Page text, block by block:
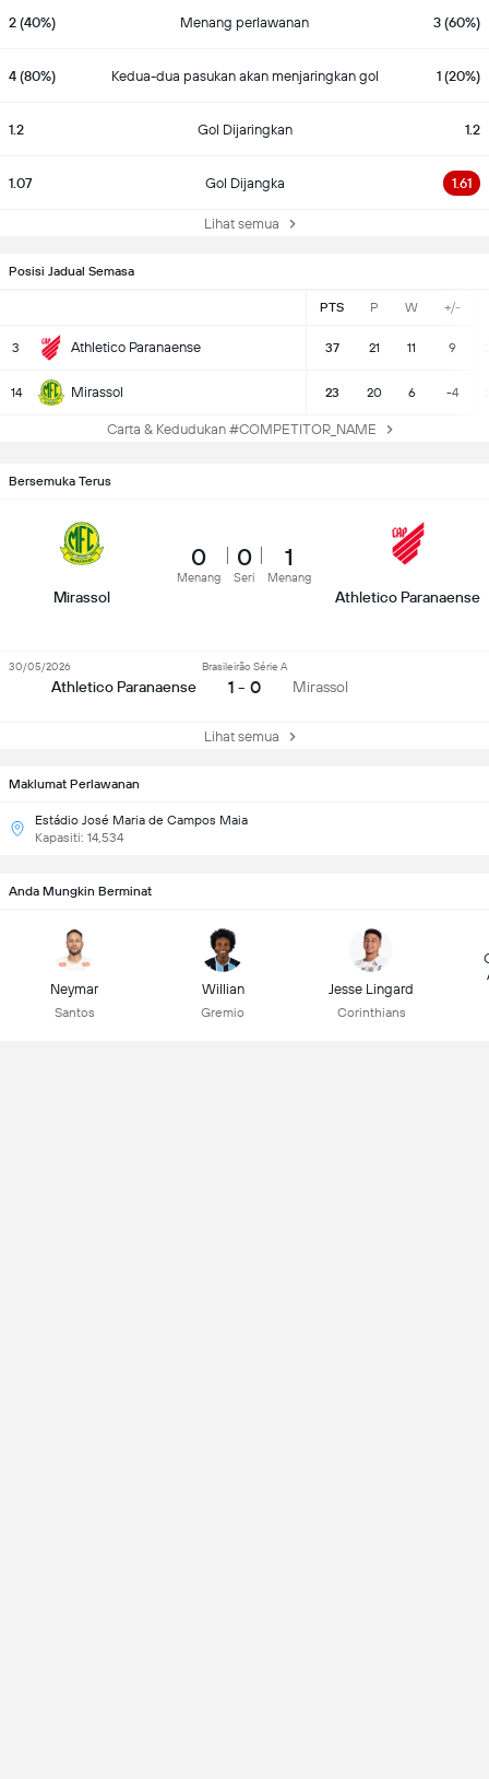
2 (40%) Menang perlawanan 3 (60%)
4 (80%) Kedua-dua pasukan akan menjaringkan gol 1 (20%)
1.2 Gol Dijaringkan 1.2
1.07 Gol Dijangka 1.61
Lihat semua
Posisi Jadual Semasa
PTS P W +/-
3 Athletico Paranaense 37 21 11 9
14 Mirassol 23 20 6 -4
Carta & Kedudukan #COMPETITOR_NAME
Maklumat Perlawanan
Estádio José Maria de Campos Maia
Kapasiti: 14,534
Bersemuka Terus
Mirassol
0
Menang
0
Seri
1
Menang
Athletico Paranaense
Athletico Paranaense
Brasileirão Série A
1 - 0 Mirassol
30/05/2026
Lihat semua
Anda Mungkin Berminat
Neymar
Santos
Willian
Gremio
Jesse Lingard
Corinthians